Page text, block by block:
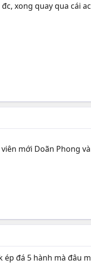
đc, xong quay qua cái
mới Doãn Phong
ép đá 5 hành mà đâu